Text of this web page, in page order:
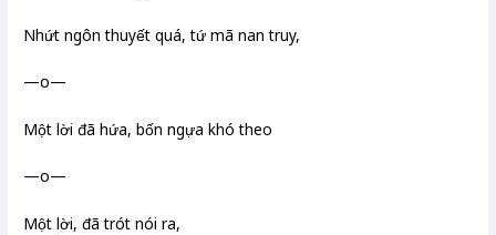
Nhứt ngôn thuyết quá, tứ mã nan truy,
—o—
Một lời đã hứa, bốn ngựa khó theo
—o—
Một lời, đã trót nói ra,